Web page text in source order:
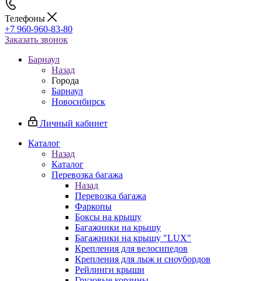
Телефоны
+7 960-960-83-80
Заказать звонок
Барнаул
Назад
Города
Барнаул
Новосибирск
Личный кабинет
Каталог
Назад
Каталог
Перевозка багажа
Назад
Перевозка багажа
Фаркопы
Боксы на крышу
Багажники на крышу
Багажники на крышу "LUX"
Крепления для велосипедов
Крепления для лыж и сноубордов
Рейлинги крыши